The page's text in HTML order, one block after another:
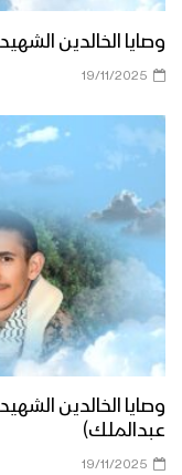
وصايا الخالدين
19/11/2025
وصايا الخالدين
عبدالملك)
19/11/2025